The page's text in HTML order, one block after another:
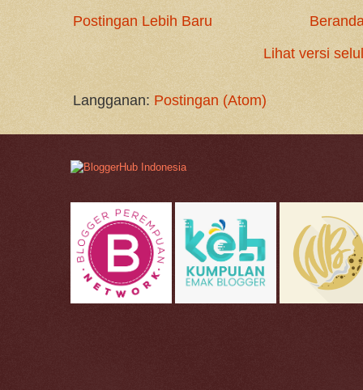
Postingan Lebih Baru
Lihat versi
Langganan: Postingan (Atom)